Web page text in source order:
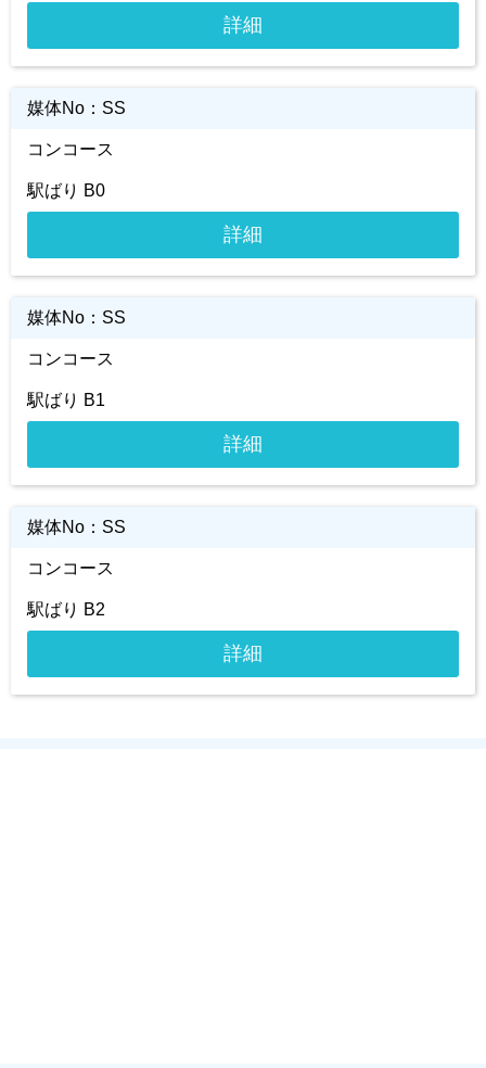
詳細
媒体No： SS
コンコース
駅ばり B0
詳細
媒体No： SS
コンコース
駅ばり B1
詳細
媒体No： SS
コンコース
駅ばり B2
詳細